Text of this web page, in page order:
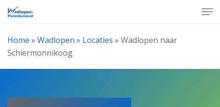
Skip
content
Home » Wadlopen » Locaties » Wadlopen naar
Schiermonnikoog